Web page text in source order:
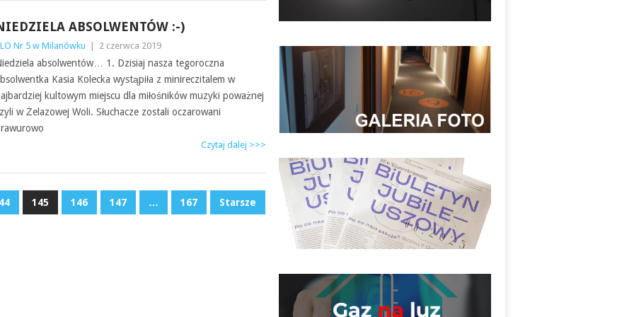
ABSOLWENTÓW :-)
Nr 5 w Milanówku 2 czerwca 2019
absolwentów… 1. Dzisiaj nasza tegoroczna
Kasia Kolecka wystąpiła z minireczitalem w
kultowym miejscu dla miłośników muzyki poważnej
w Żelazowej Woli. Słuchacze zostali oczarowani
Czytaj dalej >>>
145 146 147 … 167 Starsze